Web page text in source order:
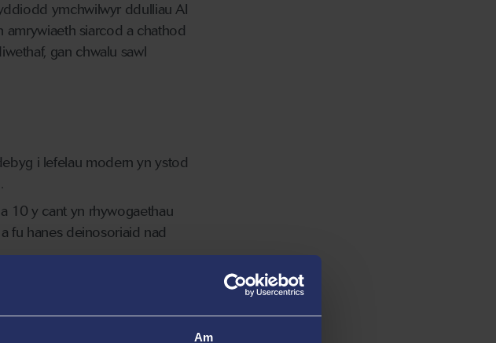
Am
ymchwilwyr ddulliau AI
amrywiaeth siarcod a chathod
gan chwalu sawl
i lefelau modern yn ystod
10 y cant yn rhywogaethau
fu hanes deinosoriaid nad
yn ystod yr oes Ëosen